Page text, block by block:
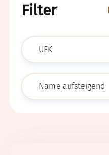
Filter